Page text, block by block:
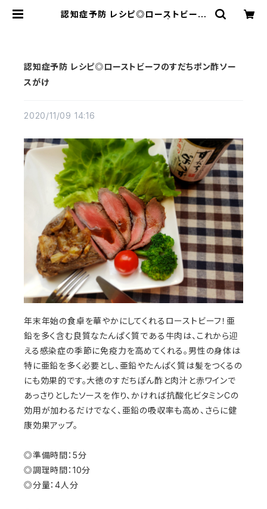
認知症予防 レシピ◎ローストビーフ
認知症予防 レシピ◎ローストビーフのすだちポン酢ソー
スがけ
2020/11/09 14:16
年末年始の食卓を華やかにしてくれるローストビーフ！亜
鉛を多く含む良質なたんぱく質である牛肉は、これから迎
える感染症の季節に免疫力を高めてくれる。男性の身体は
特に亜鉛を多く必要とし、亜鉛やたんぱく質は髪をつくるの
にも効果的です。大徳のすだちぽん酢と肉汁と赤ワインで
あっさりとしたソースを作り、かければ抗酸化ビタミンCの
効用が加わるだけでなく、亜鉛の吸収率も高め、さらに健
康効果アップ。
◎準備時間：5分
◎調理時間：10分
◎分量：4人分